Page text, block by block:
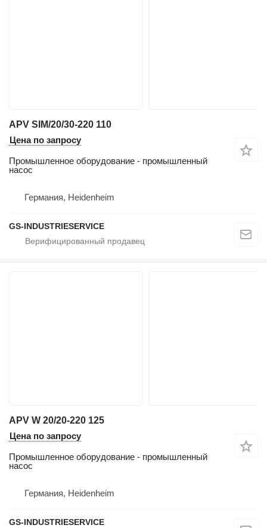
APV SIM/20/30-220 110
Цена по запросу
Промышленное оборудование - промышленный
насос
Германия, Heidenheim
GS-INDUSTRIESERVICE
APV W 20/20-220 125
Цена по запросу
Промышленное оборудование - промышленный
насос
Германия, Heidenheim
GS-INDUSTRIESERVICE